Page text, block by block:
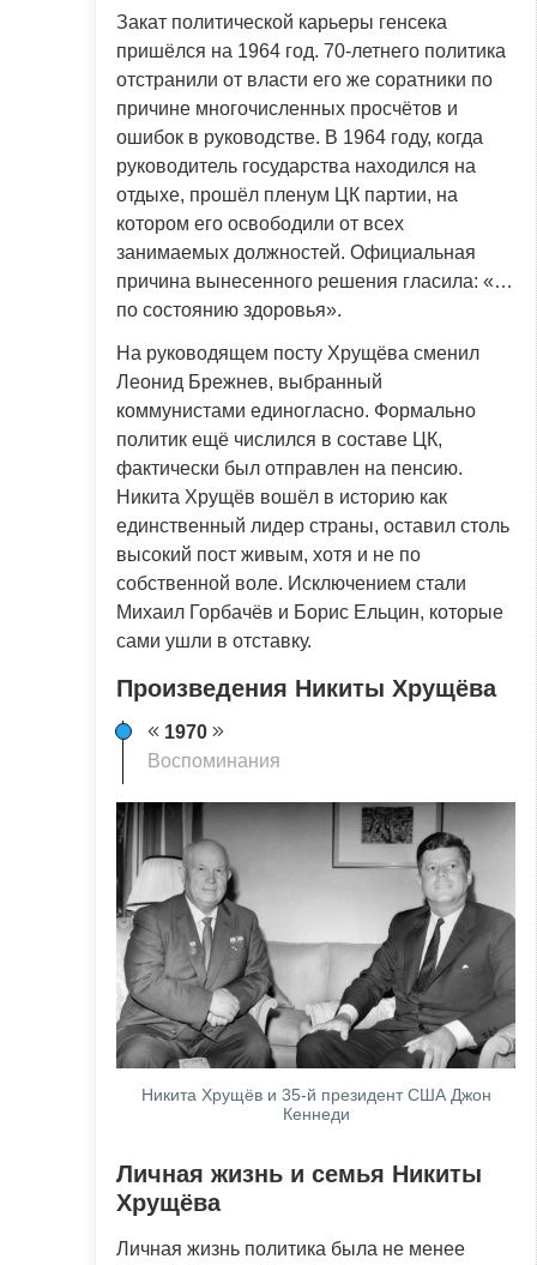
Закат политической карьеры генсека
пришёлся на 1964 год. 70-летнего политика
отстранили от власти его же соратники по
причине многочисленных просчётов и
ошибок в руководстве. В 1964 году, когда
руководитель государства находился на
отдыхе, прошёл пленум ЦК партии, на
котором его освободили от всех
занимаемых должностей. Официальная
причина вынесенного решения гласила: «…
по состоянию здоровья».
На руководящем посту Хрущёва сменил
Леонид Брежнев, выбранный
коммунистами единогласно. Формально
политик ещё числился в составе ЦК,
фактически был отправлен на пенсию.
Никита Хрущёв вошёл в историю как
единственный лидер страны, оставил столь
высокий пост живым, хотя и не по
собственной воле. Исключением стали
Михаил Горбачёв и Борис Ельцин, которые
сами ушли в отставку.
Произведения Никиты Хрущёва
1970
Воспоминания
Никита Хрущёв и 35-й президент США Джон
Кеннеди
Личная жизнь и семья Никиты
Хрущёва
Личная жизнь политика была не менее